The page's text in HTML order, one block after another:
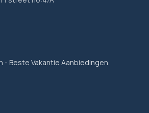
- Beste Vakantie Aanbiedingen